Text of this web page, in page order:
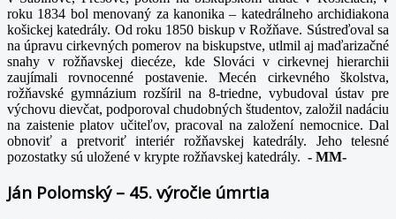
roku 1834 bol menovaný za kanonika – katedrálneho archidiakona
košickej katedrály. Od roku 1850 biskup v Rožňave. Sústreďoval sa
na úpravu cirkevných pomerov na biskupstve, utlmil aj maďarizačné
snahy v rožňavskej diecéze, kde Slováci v cirkevnej hierarchii
zaujímali rovnocenné postavenie. Mecén cirkevného školstva,
rožňavské gymnázium rozšíril na 8-triedne, vybudoval ústav pre
výchovu dievčat, podporoval chudobných študentov, založil nadáciu
na zaistenie platov učiteľov, pracoval na založení nemocnice. Dal
obnoviť a pretvoriť interiér rožňavskej katedrály. Jeho telesné
pozostatky sú uložené v krypte rožňavskej katedrály. - MM-
Ján Polomský – 45. výročie úmrtia